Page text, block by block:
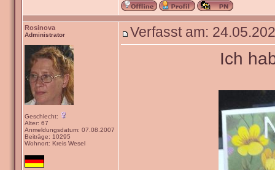
Rosinova
Administrator
Geschlecht:
Alter: 67
Anmeldungsdatum: 07.08.2007
Beiträge: 10295
Wohnort: Kreis Wesel
Verfasst am:
Ich